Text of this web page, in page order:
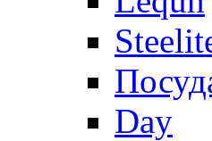
Day